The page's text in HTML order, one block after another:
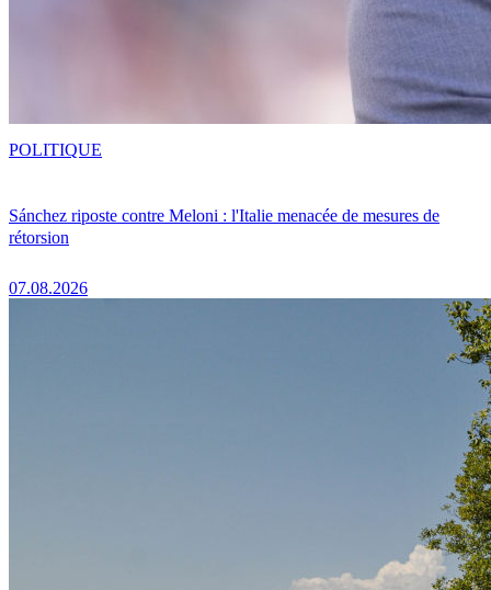
Sánchez riposte contre Meloni : l'Italie menacée de mesures de
rétorsion
07.08.2026
POLITIQUE